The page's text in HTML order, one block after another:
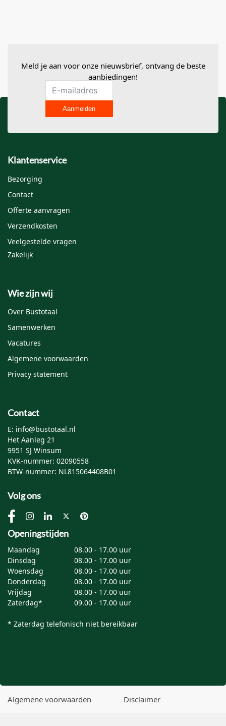
Meld je aan voor onze nieuwsbrief, ontvang de beste
aanbiedingen!
Aanmelden
Klantenservice
Bezorging
Contact
Offerte aanvragen
Verzendkosten
Veelgestelde vragen
Zakelijk
Wie zijn wij
Over Bustotaal
Samenwerken
Vacatures
Algemene voorwaarden
Privacy statement
Contact
E: info@bustotaal.nl
Het Aanleg 21
9951 SJ Winsum
KVK-nummer: 02090558
BTW-nummer: NL815064408B01
Volg ons
Openingstijden
Maandag
08.00 - 17.00 uur
Dinsdag
08.00 - 17.00 uur
Woensdag
08.00 - 17.00 uur
Donderdag
08.00 - 17.00 uur
Vrijdag
08.00 - 17.00 uur
Zaterdag*
09.00 - 17.00 uur
* Zaterdag telefonisch niet bereikbaar
Algemene voorwaarden Disclaimer